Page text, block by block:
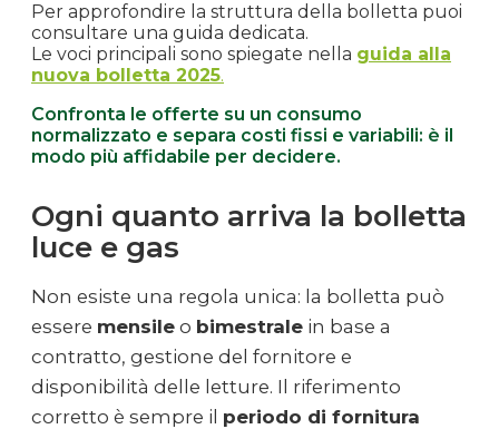
Per approfondire la struttura della bolletta puoi
consultare una guida dedicata.
Le voci principali sono spiegate nella guida alla
nuova bolletta 2025.
Confronta le offerte su un consumo
normalizzato e separa costi fissi e variabili: è il
modo più affidabile per decidere.
Ogni quanto arriva la bolletta
luce e gas
Non esiste una regola unica: la bolletta può
essere mensile o bimestrale in base a
contratto, gestione del fornitore e
disponibilità delle letture. Il riferimento
corretto è sempre il periodo di fornitura